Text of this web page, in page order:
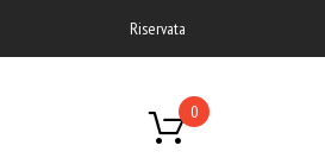
Riservata
0